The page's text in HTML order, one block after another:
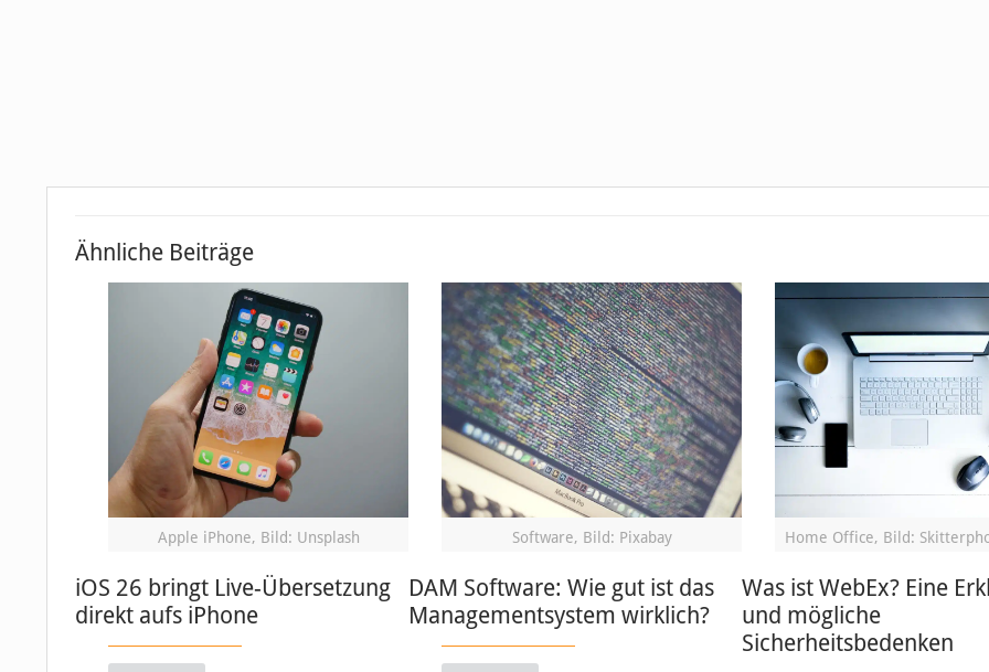
Ähnliche Beiträge
Apple iPhone, Bild: Unsplash
iOS 26 bringt Live-Übersetzung
direkt aufs iPhone
Software, Bild: Pixabay
DAM Software: Wie gut ist das
Managementsystem wirklich?
Home Office, Bild:
Was ist WebEx? Eine
und mögliche
Sicherheitsbedenken